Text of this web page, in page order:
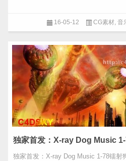
16-05-12 CG素材, 音
独家首发：X-ray Dog Music 1-78镭射